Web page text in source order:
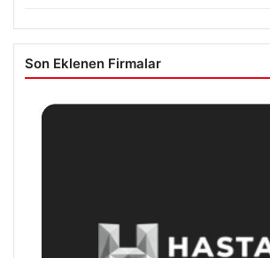
Son Eklenen Firmalar